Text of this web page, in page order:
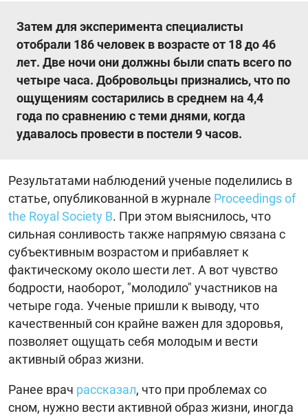
Затем для эксперимента специалисты
отобрали 186 человек в возрасте от 18 до 46
лет. Две ночи они должны были спать всего по
четыре часа. Добровольцы признались, что по
ощущениям состарились в среднем на 4,4
года по сравнению с теми днями, когда
удавалось провести в постели 9 часов.
Результатами наблюдений ученые поделились в
статье, опубликованной в журнале Proceedings of
the Royal Society B. При этом выяснилось, что
сильная сонливость также напрямую связана с
субъективным возрастом и прибавляет к
фактическому около шести лет. А вот чувство
бодрости, наоборот, "молодило" участников на
четыре года. Ученые пришли к выводу, что
качественный сон крайне важен для здоровья,
позволяет ощущать себя молодым и вести
активный образ жизни.
Ранее врач рассказал, что при проблемах со
сном, нужно вести активной образ жизни, иногда